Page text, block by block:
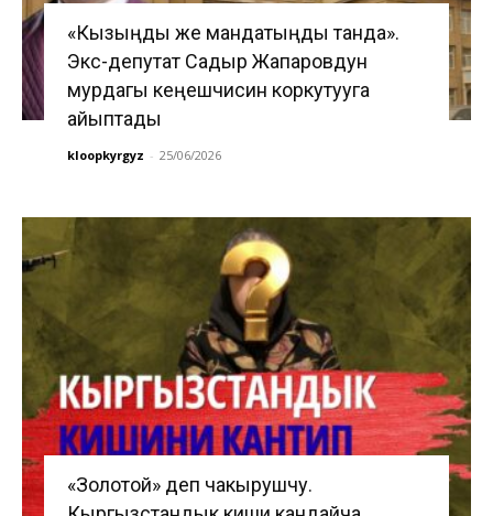
«Кызыңды же мандатыңды танда».
Экс-депутат Садыр Жапаровдун
мурдагы кеңешчисин коркутууга
айыптады
kloopkyrgyz - 25/06/2026
«Золотой» деп чакырушчу.